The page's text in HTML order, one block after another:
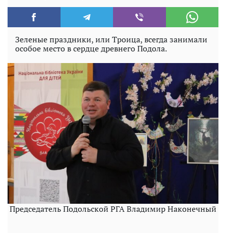
Зеленые праздники, или Троица, всегда занимали
особое место в сердце древнего Подола.
Председатель Подольской РГА Владимир Наконечный